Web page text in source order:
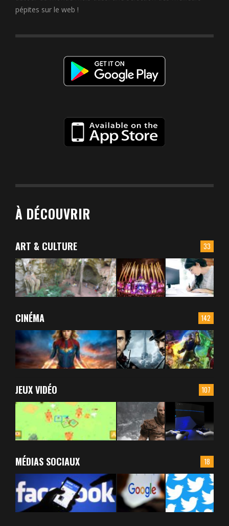
pépites sur le web !
À DÉCOUVRIR
33
ART & CULTURE
142
CINÉMA
107
JEUX VIDÉO
18
MÉDIAS SOCIAUX